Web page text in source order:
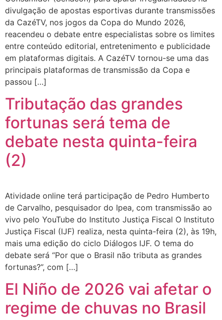
divulgação de apostas esportivas durante transmissões
da CazéTV, nos jogos da Copa do Mundo 2026,
reacendeu o debate entre especialistas sobre os limites
entre conteúdo editorial, entretenimento e publicidade
em plataformas digitais. A CazéTV tornou-se uma das
principais plataformas de transmissão da Copa e
passou […]
Tributação das grandes
fortunas será tema de
debate nesta quinta-feira
(2)
Atividade online terá participação de Pedro Humberto
de Carvalho, pesquisador do Ipea, com transmissão ao
vivo pelo YouTube do Instituto Justiça Fiscal O Instituto
Justiça Fiscal (IJF) realiza, nesta quinta-feira (2), às 19h,
mais uma edição do ciclo Diálogos IJF. O tema do
debate será “Por que o Brasil não tributa as grandes
fortunas?”, com […]
El Niño de 2026 vai afetar o
regime de chuvas no Brasil